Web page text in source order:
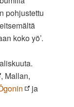
pohjustettu
koko yö’.
, Mallan,
ja